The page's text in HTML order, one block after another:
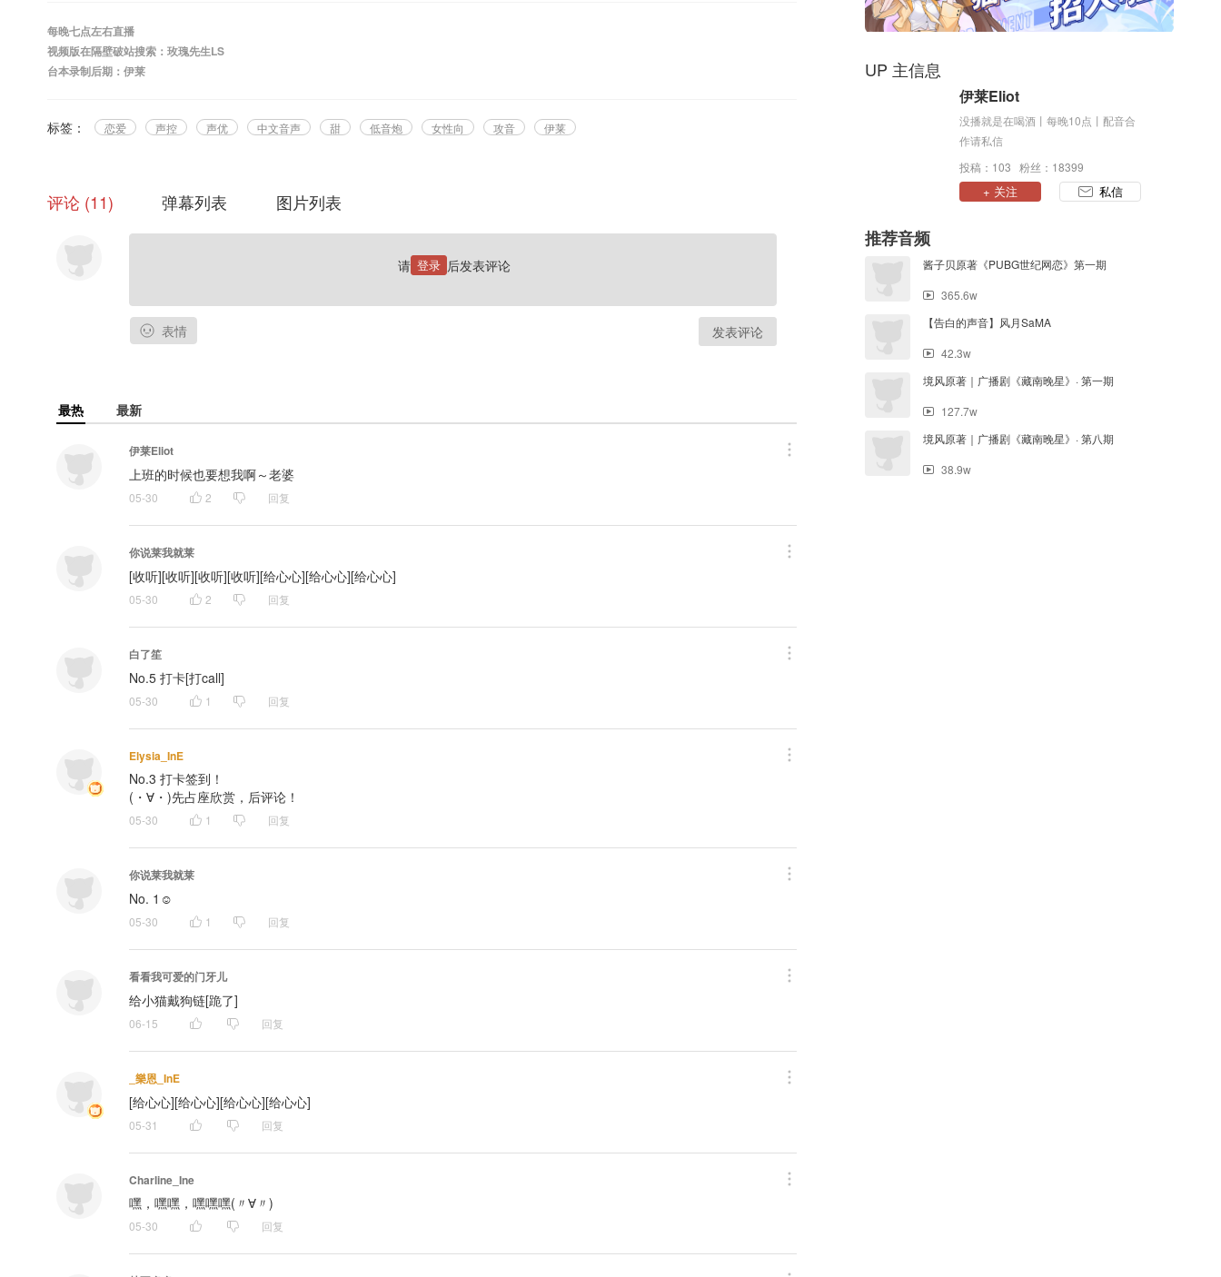
每晚七点左右直播
视频版在隔壁破站搜索：玫瑰先生LS
台本录制后期：伊莱
标签： 恋爱 声控 声优 中文音声 甜 低音炮 女性向 攻音 伊莱
评论 11 弹幕列表 图片列表
请 登录 后发表评论
表情 发表评论
最热 最新
伊莱Eliot
上班的时候也要想我啊～老婆
05-30 2 回复
你说莱我就莱
[收听][收听][收听][收听][给心心][给心心][给心心]
05-30 2 回复
白了笙
No.5 打卡[打call]
05-30 1 回复
Elysia_InE
No.3 打卡签到！
(⁠・⁠∀⁠・⁠)先占座欣赏，后评论！
05-30 1 回复
你说莱我就莱
No. 1☺️
05-30 1 回复
看看我可爱的门牙儿
给小猫戴狗链[跪了]
06-15 回复
_樂恩_InE
[给心心][给心心][给心心][给心心]
05-31 回复
Charline_Ine
嘿，嘿嘿，嘿嘿嘿(〃∀〃)
05-30 回复
UP 主信息
伊莱Eliot
没播就是在喝酒丨每晚10点丨配音合
作请私信
投稿：103 粉丝：18399
+ 关注 私信
推荐音频
酱子贝原著《PUBG世纪网恋》第一期
365.6w
【告白的声音】风月SaMA
42.3w
境风原著｜广播剧《藏南晚星》· 第一期
127.7w
境风原著｜广播剧《藏南晚星》· 第八期
38.9w